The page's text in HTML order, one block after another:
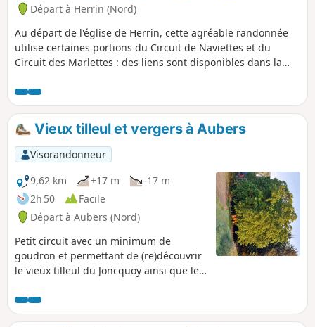
Départ à Herrin (Nord)
Au départ de l'église de Herrin, cette agréable randonnée
utilise certaines portions du Circuit de Naviettes et du
Circuit des Marlettes : des liens sont disponibles dans la
Vieux tilleul et vergers à Aubers
Visorandonneur
9,62 km
+17 m
-17 m
2h 50
Facile
Départ à Aubers (Nord)
Petit circuit avec un minimum de
goudron et permettant de (re)découvrir
le vieux tilleul du Joncquoy ainsi que les
automne et au printemps.